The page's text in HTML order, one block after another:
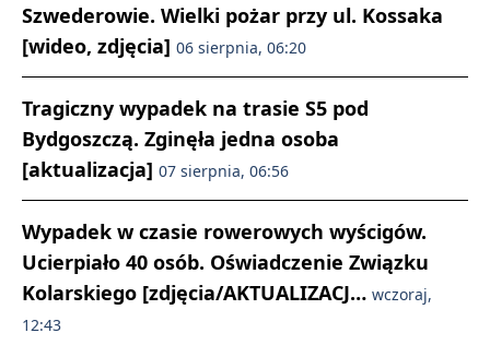
Szwederowie. Wielki pożar przy ul. Kossaka
[wideo, zdjęcia] 06 sierpnia, 06:20
Tragiczny wypadek na trasie S5 pod
Bydgoszczą. Zginęła jedna osoba
[aktualizacja] 07 sierpnia, 06:56
Wypadek w czasie rowerowych wyścigów.
Ucierpiało 40 osób. Oświadczenie Związku
Kolarskiego [zdjęcia/AKTUALIZACJ… wczoraj,
12:43